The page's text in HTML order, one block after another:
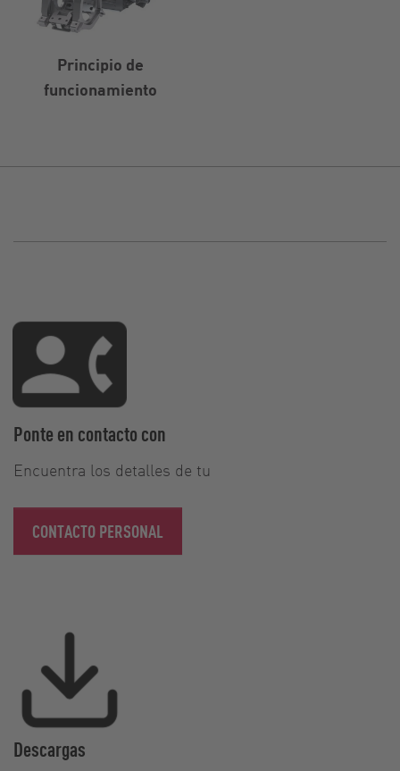
Principio de
funcionamiento
Ponte en contacto con
Encuentra los detalles de tu
CONTACTO PERSONAL
Descargas